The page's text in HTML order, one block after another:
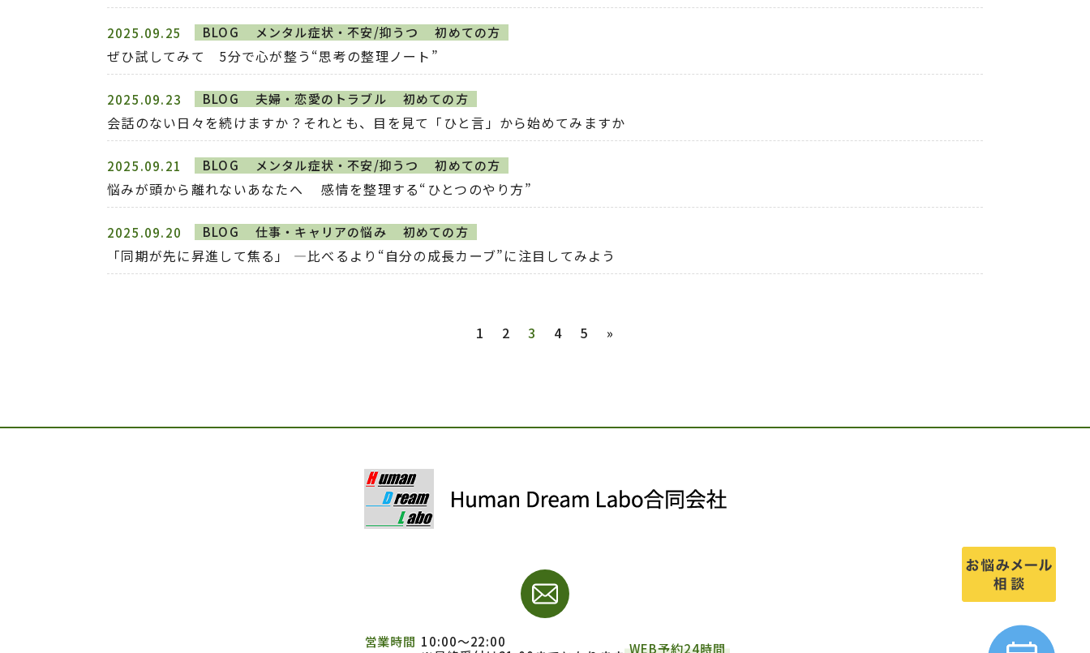
2025.09.25 BLOG メンタル症状・不安/抑うつ 初めての方
ぜひ試してみて 5分で心が整う“思考の整理ノート”
2025.09.23 BLOG 夫婦・恋愛のトラブル 初めての方
会話のない日々を続けますか？それとも、目を見て「ひと言」から始めてみますか
2025.09.21 BLOG メンタル症状・不安/抑うつ 初めての方
悩みが頭から離れないあなたへ 感情を整理する“ひとつのやり方”
2025.09.20 BLOG 仕事・キャリアの悩み 初めての方
「同期が先に昇進して焦る」 ―比べるより“自分の成長カーブ”に注目してみよう
1 2 3 4 5 »
営業時間 10:00～22:00
WEB予約24時間